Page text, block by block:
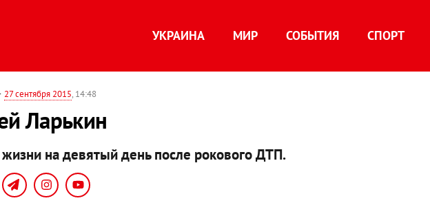
УКРАИНА МИР СОБЫТИЯ СПОРТ
27 сентября 2015, 14:48
Ларькин
на девятый день после рокового ДТП.